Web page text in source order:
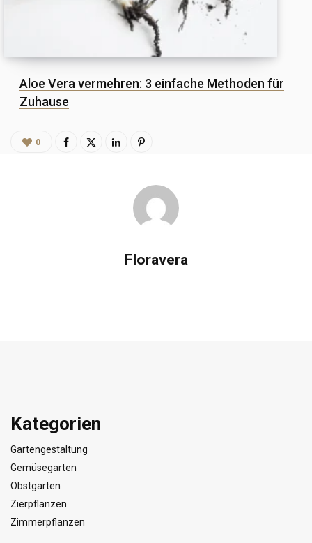
Aloe Vera vermehren: 3 einfache Methoden für
Zuhause
0
Floravera
Kategorien
Gartengestaltung
Gemüsegarten
Obstgarten
Zierpflanzen
Zimmerpflanzen